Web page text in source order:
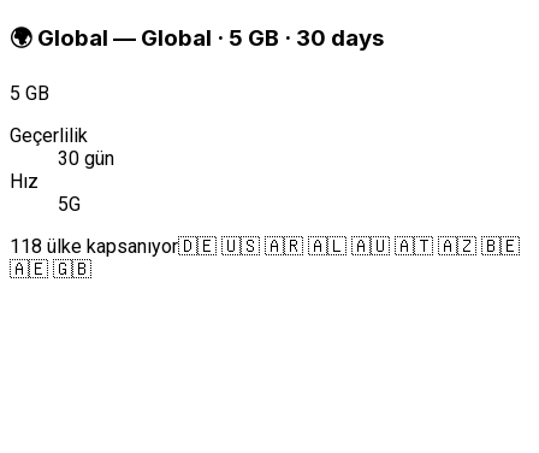
🌍 Global — Global · 5 GB · 30 days
5 GB
Geçerlilik
30 gün
Hız
5G
118 ülke kapsanıyor🇩🇪 🇺🇸 🇦🇷 🇦🇱 🇦🇺 🇦🇹 🇦🇿 🇧🇪
🇦🇪 🇬🇧